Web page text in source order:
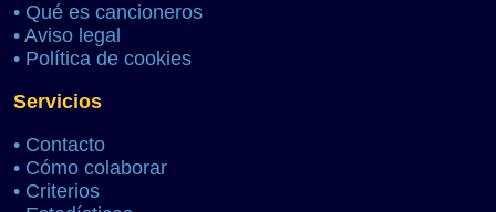
• Qué es cancioneros
• Aviso legal
• Política de cookies
Servicios
• Contacto
• Cómo colaborar
• Criterios